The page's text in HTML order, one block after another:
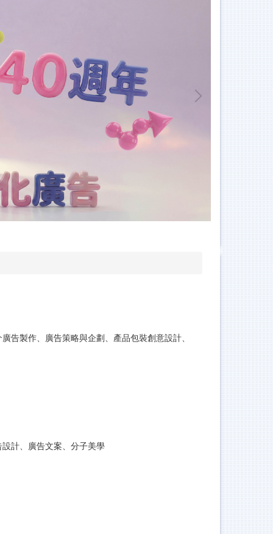
告製作、廣告策略與企劃、產品包裝創意設計、
計、廣告文案、分子美學